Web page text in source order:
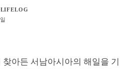
아든 서남아시아의 해일을 기